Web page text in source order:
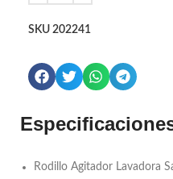
SKU 202241
Rodillo Agitador Lavadora